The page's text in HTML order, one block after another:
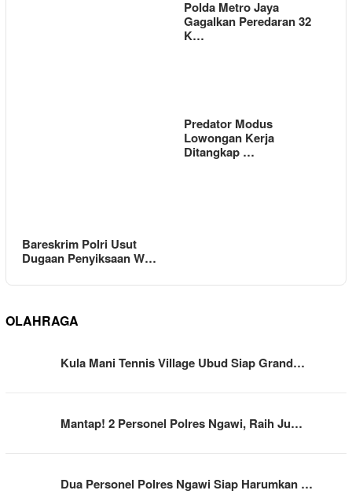
Polda Metro Jaya
Gagalkan Peredaran 32
K…
Bareskrim Polri Usut
Dugaan Penyiksaan W…
Predator Modus
Lowongan Kerja
Ditangkap …
OLAHRAGA
Kula Mani Tennis Village Ubud Siap Grand…
Mantap! 2 Personel Polres Ngawi, Raih Ju…
Dua Personel Polres Ngawi Siap Harumkan …